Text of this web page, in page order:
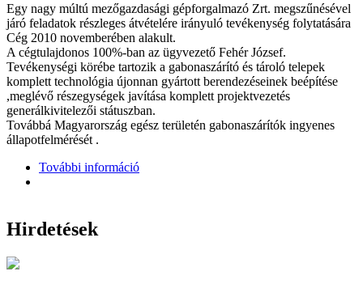
Egy nagy múltú mezőgazdasági gépforgalmazó Zrt. megszűnésével
járó feladatok részleges átvételére irányuló tevékenység folytatására
Cég 2010 novemberében alakult.
A cégtulajdonos 100%-ban az ügyvezető Fehér József.
Tevékenységi körébe tartozik a gabonaszárító és tároló telepek
komplett technológia újonnan gyártott berendezéseinek beépítése
,meglévő részegységek javítása komplett projektvezetés
generálkivitelezői státuszban.
Továbbá Magyarország egész területén gabonaszárítók ingyenes
állapotfelmérését .
További információ
Hirdetések